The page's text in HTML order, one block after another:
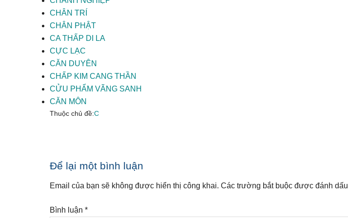
CHÂN TRÍ
CHÂN PHẬT
CA THẤP DI LA
CỰC LẠC
CĂN DUYÊN
CHẤP KIM CANG THẦN
CỬU PHẨM VÃNG SANH
CĂN MÔN
Thuộc chủ đề:C
Reader
Interactions
Để lại một bình luận
Email của bạn sẽ không được hiển thị công khai. Các trường bắt buộc được đánh dấu
Bình luận *